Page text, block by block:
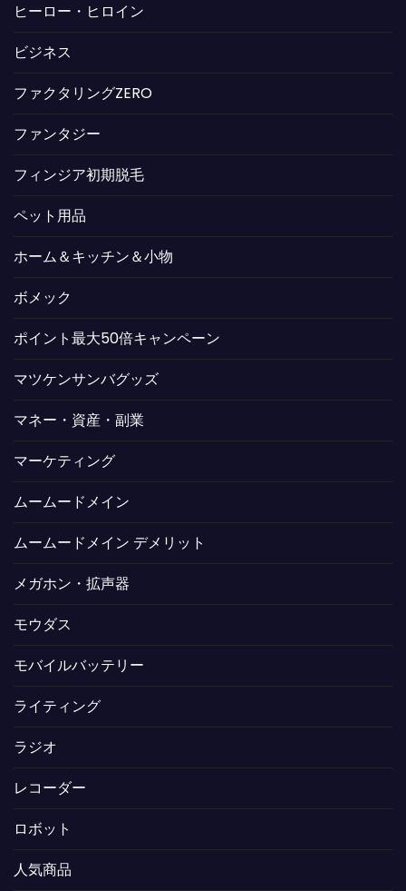
ヒーロー・ヒロイン
ビジネス
ファクタリングZERO
ファンタジー
フィンジア初期脱毛
ペット用品
ホーム＆キッチン＆小物
ボメック
ポイント最大50倍キャンペーン
マツケンサンバグッズ
マネー・資産・副業
マーケティング
ムームードメイン
ムームードメイン デメリット
メガホン・拡声器
モウダス
モバイルバッテリー
ライティング
ラジオ
レコーダー
ロボット
人気商品